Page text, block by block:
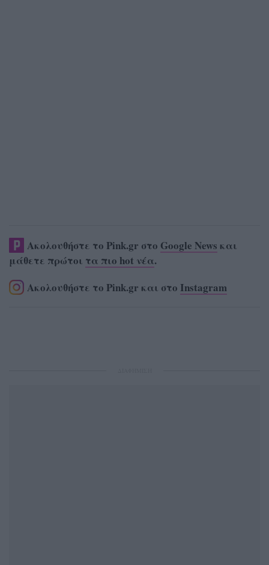
Ακολουθήστε το Pink.gr στο Google News και
μάθετε πρώτοι τα πιο hot νέα.
Ακολουθήστε το Pink.gr και στο Instagram